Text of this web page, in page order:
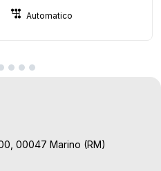
Automatico
00047 Marino (RM)